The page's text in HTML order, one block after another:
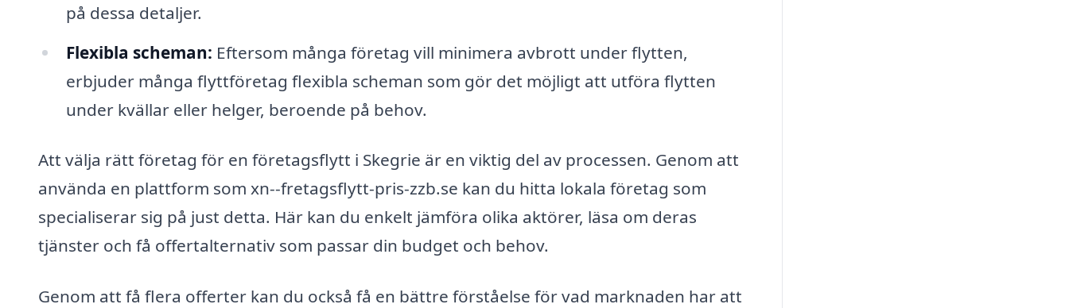
på dessa detaljer.
Flexibla scheman: Eftersom många företag vill minimera avbrott under flytten,
erbjuder många flyttföretag flexibla scheman som gör det möjligt att utföra flytten
under kvällar eller helger, beroende på behov.
Att välja rätt företag för en företagsflytt i Skegrie är en viktig del av processen. Genom att
använda en plattform som xn--fretagsflytt-pris-zzb.se kan du hitta lokala företag som
specialiserar sig på just detta. Här kan du enkelt jämföra olika aktörer, läsa om deras
tjänster och få offertalternativ som passar din budget och behov.
Genom att få flera offerter kan du också få en bättre förståelse för vad marknaden har att